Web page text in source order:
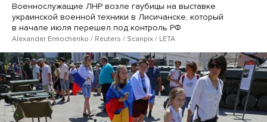
Военнослужащие ЛНР возле гаубицы на выставке
украинской военной техники в Лисичанске, который
в начале июля перешел под контроль РФ
Alexander Ermochenko / Reuters / Scanpix / LETA